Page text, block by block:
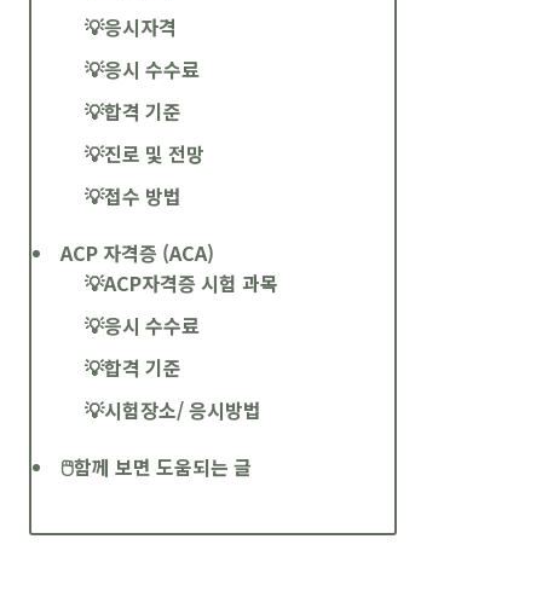
💡응시자격
💡응시 수수료
💡합격 기준
💡진로 및 전망
💡접수 방법
ACP 자격증 (ACA)
💡ACP자격증 시험 과목
💡응시 수수료
💡합격 기준
💡시험장소/ 응시방법
🖱️함께 보면 도움되는 글